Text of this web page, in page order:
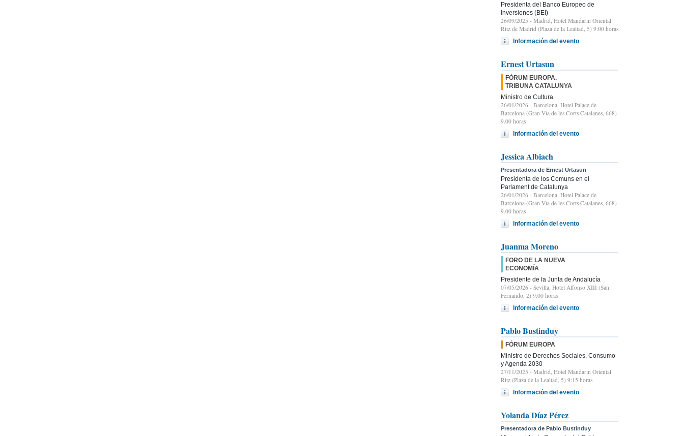
Presidenta del Banco Europeo de
Inversiones (BEI)
26/09/2025 - Madrid, Hotel Mandarin Oriental
Ritz de Madrid (Plaza de la Lealtad, 5) 9:00 horas
Información del evento
Ernest Urtasun
FÓRUM EUROPA.
TRIBUNA CATALUNYA
Ministro de Cultura
26/01/2026 - Barcelona, Hotel Palace de
Barcelona (Gran Vía de les Corts Catalanes, 668)
9.00 horas
Información del evento
Jessica Albiach
Presentadora de Ernest Urtasun
Presidenta de los Comuns en el
Parlament de Catalunya
26/01/2026 - Barcelona, Hotel Palace de
Barcelona (Gran Vía de les Corts Catalanes, 668)
9.00 horas
Información del evento
Juanma Moreno
FORO DE LA NUEVA
ECONOMÍA
Presidente de la Junta de Andalucía
07/05/2026 - Sevilla, Hotel Alfonso XIII (San
Fernando, 2) 9:00 horas
Información del evento
Pablo Bustinduy
FÓRUM EUROPA
Ministro de Derechos Sociales, Consumo
y Agenda 2030
27/11/2025 - Madrid, Hotel Mandarin Oriental
Ritz (Plaza de la Lealtad, 5) 9:15 horas
Información del evento
Yolanda Díaz Pérez
Presentadora de Pablo Bustinduy